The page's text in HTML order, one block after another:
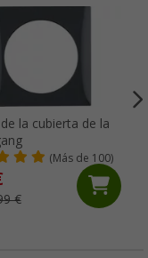
la cubierta de la
(Más de 100)
€